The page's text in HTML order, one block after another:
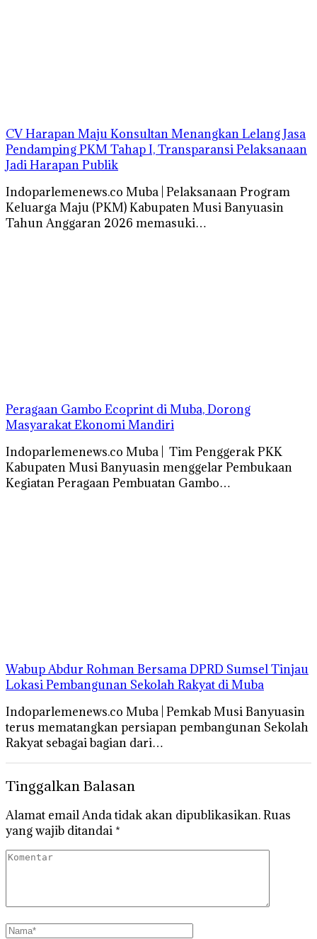
CV Harapan Maju Konsultan Menangkan Lelang Jasa
Pendamping PKM Tahap I, Transparansi Pelaksanaan
Jadi Harapan Publik
Indoparlemenews.co Muba | Pelaksanaan Program
Keluarga Maju (PKM) Kabupaten Musi Banyuasin
Tahun Anggaran 2026 memasuki…
Peragaan Gambo Ecoprint di Muba, Dorong
Masyarakat Ekonomi Mandiri
Indoparlemenews.co Muba | Tim Penggerak PKK
Kabupaten Musi Banyuasin menggelar Pembukaan
Kegiatan Peragaan Pembuatan Gambo…
Wabup Abdur Rohman Bersama DPRD Sumsel Tinjau
Lokasi Pembangunan Sekolah Rakyat di Muba
Indoparlemenews.co Muba | Pemkab Musi Banyuasin
terus mematangkan persiapan pembangunan Sekolah
Rakyat sebagai bagian dari…
Tinggalkan Balasan
Alamat email Anda tidak akan dipublikasikan.Ruas
yang wajib ditandai *